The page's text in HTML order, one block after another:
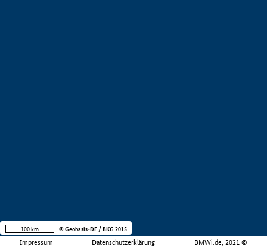
Impressum Datenschutzerklärung BMWi.de, 2021 ©
100 km © Geobasis-DE / BKG 2015